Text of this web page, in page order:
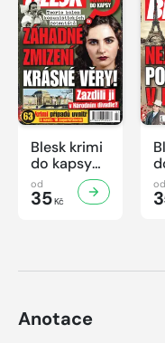
Blesk krimi
do kapsy
č.7/2026
od
35Kč
od
Anotace